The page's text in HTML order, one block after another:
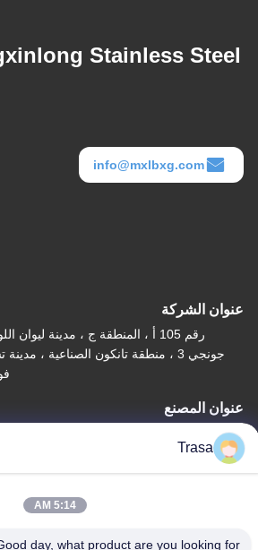
Stainless Steel
info@mxlbxg.com
عنوان الشركة
جونجي 3 ، منطقة تانكون الصناعية ،
عنوان المصنع
جونجي 3 ، منطقة تانكون الصناعية ،Trasa
5:14 AM
Good day, what product are you looking for?